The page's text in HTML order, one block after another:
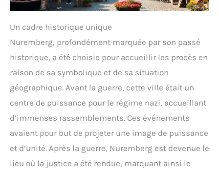
Un cadre historique unique
Nuremberg, profondément marquée par son passé
historique, a été choisie pour accueillir les procès en
raison de sa symbolique et de sa situation
géographique. Avant la guerre, cette ville était un
centre de puissance pour le régime nazi, accueillant
d’immenses rassemblements. Ces événements
avaient pour but de projeter une image de puissance
et d’unité. Après la guerre, Nuremberg est devenue le
lieu où la justice a été rendue, marquant ainsi le